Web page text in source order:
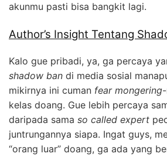
akunmu pasti bisa bangkit lagi.
Author’s Insight Tentang
Kalo gue pribadi, ya, ga percaya
shadow ban di media sosial
mikirnya ini cuman fear mongering
kelas doang. Gue lebih percaya
daripada sama so called expert
juntrungannya siapa. Ingat guys,
“orang luar” doang, ga ada yang